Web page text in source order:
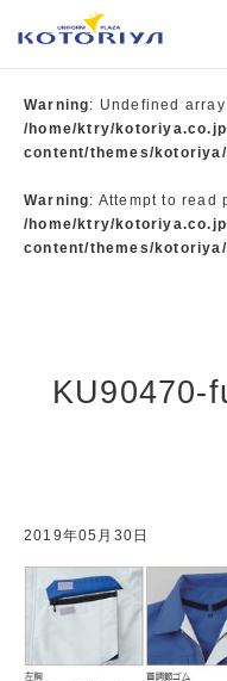
Warning: Undefined
/home/ktry/
content/themes/
Warning: Attempt to read
/home/ktry/
content/themes/
KU90470-
2019年05月30日